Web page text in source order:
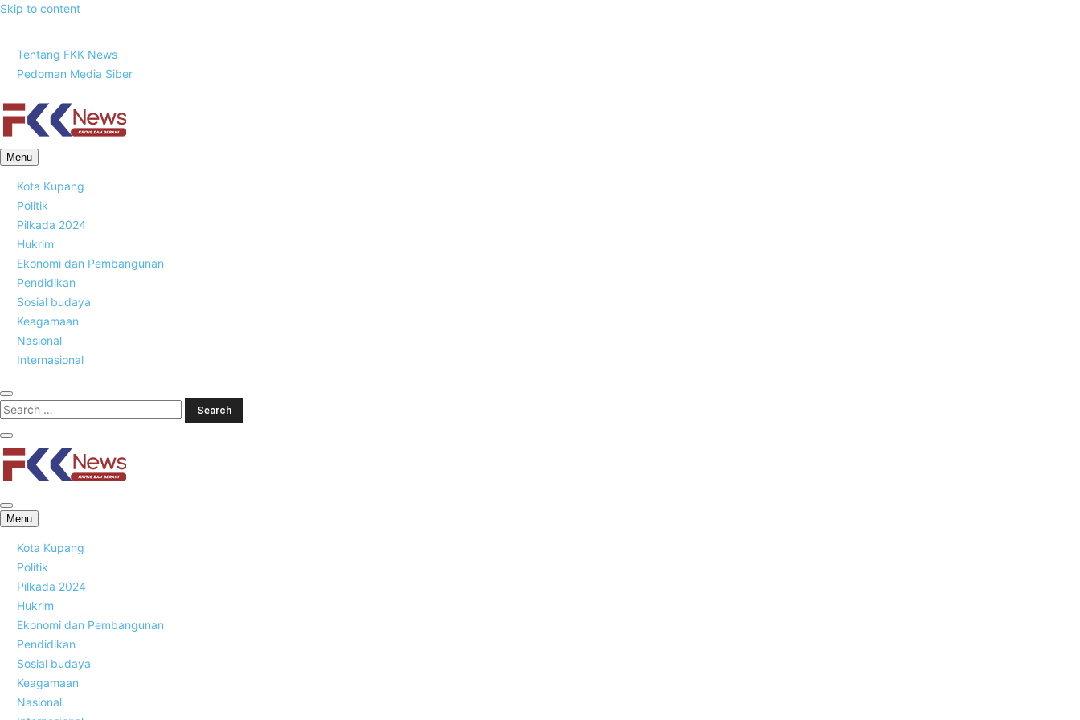
Skip to content
Tentang FKK News
Pedoman Media Siber
FKK News
Menu
Kota Kupang
Politik
Pilkada 2024
Hukrim
Ekonomi dan Pembangunan
Pendidikan
Sosial budaya
Keagamaan
Nasional
Internasional
FKK News
Menu
Kota Kupang
Politik
Pilkada 2024
Hukrim
Ekonomi dan Pembangunan
Pendidikan
Sosial budaya
Keagamaan
Nasional